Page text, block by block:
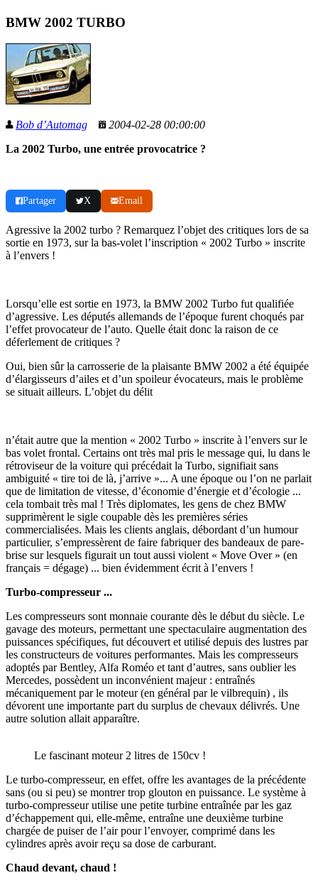
BMW 2002 TURBO
Bob d’Automag
2004-02-28 00:00:00
La 2002 Turbo, une entrée provocatrice ?
Partager X Email
Agressive la 2002 turbo ? Remarquez l’objet des critiques lors de sa
sortie en 1973, sur la bas-volet l’inscription « 2002 Turbo » inscrite
à l’envers !
Lorsqu’elle est sortie en 1973, la BMW 2002 Turbo fut qualifiée
d’agressive. Les députés allemands de l’époque furent choqués par
l’effet provocateur de l’auto. Quelle était donc la raison de ce
déferlement de critiques ?
Oui, bien sûr la carrosserie de la plaisante BMW 2002 a été équipée
d’élargisseurs d’ailes et d’un spoileur évocateurs, mais le problème
se situait ailleurs. L’objet du délit
n’était autre que la mention « 2002 Turbo » inscrite à l’envers sur le
bas volet frontal. Certains ont très mal pris le message qui, lu dans le
rétroviseur de la voiture qui précédait la Turbo, signifiait sans
ambiguité « tire toi de là, j’arrive »... A une époque ou l’on ne parlait
que de limitation de vitesse, d’économie d’énergie et d’écologie ...
cela tombait très mal ! Très diplomates, les gens de chez BMW
supprimèrent le sigle coupable dès les premières séries
commercialisées. Mais les clients anglais, débordant d’un humour
particulier, s’empressèrent de faire fabriquer des bandeaux de pare-
brise sur lesquels figurait un tout aussi violent « Move Over » (en
français = dégage) ... bien évidemment écrit à l’envers !
Turbo-compresseur ...
Les compresseurs sont monnaie courante dès le début du siècle. Le
gavage des moteurs, permettant une spectaculaire augmentation des
puissances spécifiques, fut découvert et utilisé depuis des lustres par
les constructeurs de voitures performantes. Mais les compresseurs
adoptés par Bentley, Alfa Roméo et tant d’autres, sans oublier les
Mercedes, possèdent un inconvénient majeur : entraînés
mécaniquement par le moteur (en général par le vilbrequin) , ils
dévorent une importante part du surplus de chevaux délivrés. Une
autre solution allait apparaître.
Le fascinant moteur 2 litres de 150cv !
Le turbo-compresseur, en effet, offre les avantages de la précédente
sans (ou si peu) se montrer trop glouton en puissance. Le système à
turbo-compresseur utilise une petite turbine entraînée par les gaz
d’échappement qui, elle-même, entraîne une deuxième turbine
chargée de puiser de l’air pour l’envoyer, comprimé dans les
cylindres après avoir reçu sa dose de carburant.
Chaud devant, chaud !